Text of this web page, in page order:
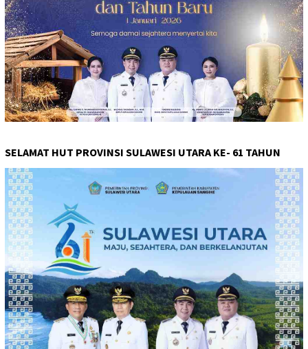
SELAMAT HUT PROVINSI SULAWESI UTARA KE- 61 TAHUN